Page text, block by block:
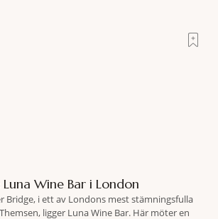
i år med hjälp
Wine Bar i London
Bridge, i ett av Londons mest stämningsfulla
ligger Luna Wine Bar. Här möter en